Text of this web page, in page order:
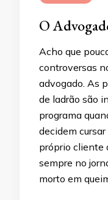
O
Acho que
controversas
advogado. As
de ladrão são
programa
decidem
próprio cliente
sempre no
morto em